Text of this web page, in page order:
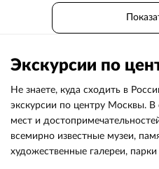
Экскурсии по
Не знаете, куда сходить в
экскурсии по центру Москвы.
мест и
всемирно известные музеи,
художественные галереи,